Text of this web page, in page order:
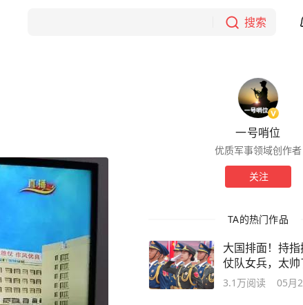
搜索
一号哨位
优质军事领域创作者
关注
TA的热门作品
大国排面！持
仗队女兵，太帅
3.1万阅读 05月